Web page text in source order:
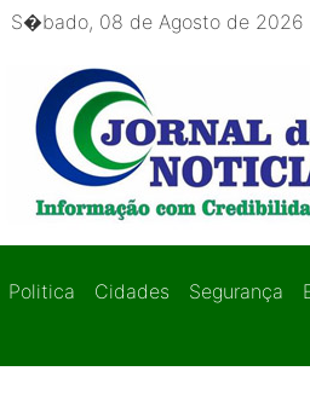
S�bado, 08 de Agosto de 2026
Politica Cidades Segurança